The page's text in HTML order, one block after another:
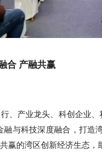
合 产融共赢
、产业龙头、科创企业
融与科技深度融合，打造
赢的湾区创新经济生态，